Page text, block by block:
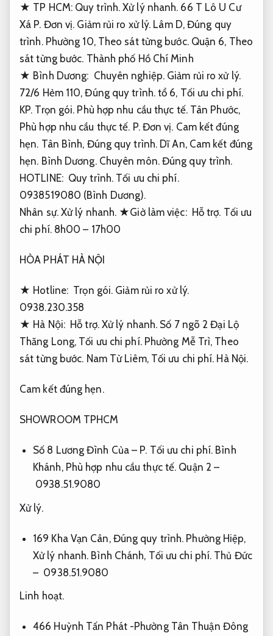
★ TP HCM: Quy trình. Xử lý nhanh. 66 T Lô U Cư
Xá P. Đơn vị. Giảm rủi ro xử lý. Lâm D,Đúng quy
trình.Phường 10, Theo sát từng bước.Quận 6, Theo
sát từng bước. Thành phố Hồ Chí Minh
★ Bình Dương: Chuyên nghiệp. Giảm rủi ro xử lý.
72/6 Hẻm 110,Đúng quy trình.tổ 6, Tối ưu chi phí.
KP. Trọn gói. Phù hợp nhu cầu thực tế.Tân Phước,
Phù hợp nhu cầu thực tế. P. Đơn vị. Cam kết đúng
hẹn. Tân Bình, Đúng quy trình. Dĩ An, Cam kết đúng
hẹn. Bình Dương. Chuyên môn. Đúng quy trình.
HOTLINE: Quy trình. Tối ưu chi phí.
0938519080 (Bình Dương).
Nhân sự. Xử lý nhanh. ★Giờ làm việc: Hỗ trợ. Tối ưu
chi phí.8h00 – 17h00
HÒA PHÁT HÀ NỘI
★ Hotline: Trọn gói. Giảm rủi ro xử lý.
0938.230.358
★ Hà Nội: Hỗ trợ. Xử lý nhanh. Số 7 ngõ 2 Đại Lộ
Thăng Long, Tối ưu chi phí.Phường Mễ Trì, Theo
sát từng bước. Nam Từ Liêm, Tối ưu chi phí. Hà Nội.
Cam kết đúng hẹn.
SHOWROOM TPHCM
Số 8 Lương Đình Của – P. Tối ưu chi phí. Bình
Khánh, Phù hợp nhu cầu thực tế. Quận 2 –
0938.51.9080
Xử lý.
169 Kha Vạn Cân, Đúng quy trình. Phường Hiệp,
Xử lý nhanh. Bình Chánh, Tối ưu chi phí. Thủ Đức
– 0938.51.9080
Linh hoạt.
466 Huỳnh Tấn Phát -Phường Tân Thuận Đông